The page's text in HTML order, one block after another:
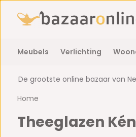
Meubels Verlichting
De grootste online bazaar van
Home
Theeglazen